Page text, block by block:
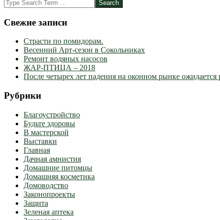
Свежие записи
Страсти по помидорам.
Весенний Арт-сезон в Сокольниках
Ремонт водяных насосов
ЖАР-ПТИЦА – 2018
После четырех лет падения на оконном рынке ожидается
Рубрики
Благоустройство
Будьте здоровы
В мастерской
Выставки
Главная
Дачная амнистия
Домашние питомцы
Домашняя косметика
Домоводство
Законопроекты
Защита
Зеленая аптека